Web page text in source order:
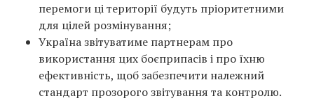
перемоги ці території будуть пріоритетними
для цілей розмінування;
Україна звітуватиме партнерам про
використання цих боєприпасів і про їхню
ефективність, щоб забезпечити належний
стандарт прозорого звітування та контролю.